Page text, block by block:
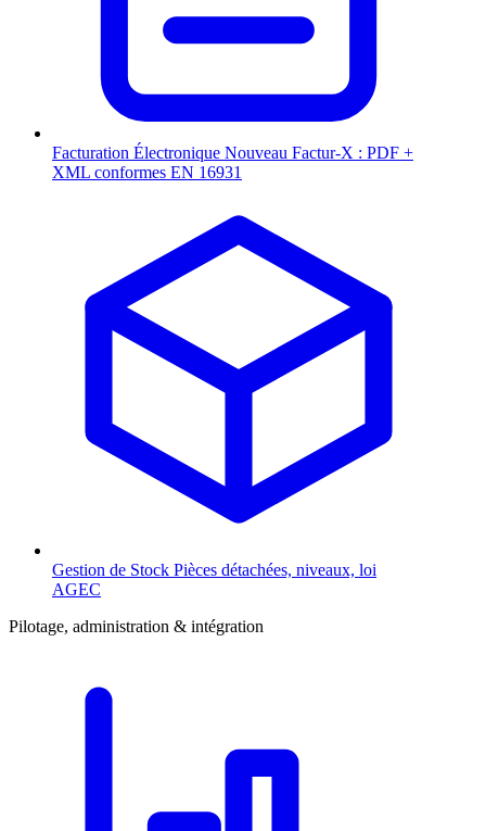
Facturation Électronique Nouveau Factur-X : PDF +
XML conformes EN 16931
Gestion de Stock Pièces détachées, niveaux, loi
AGEC
Pilotage, administration & intégration